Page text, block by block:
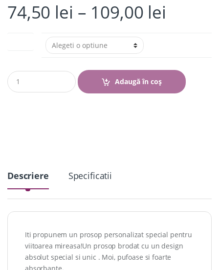
74,50 lei – 109,00 lei
Q
u
a
Adaugă în coș
Descriere Specificatii
Iti propunem un prosop personalizat special pentru
viitoarea mireasa!Un prosop brodat cu un design
absolut special si unic . Moi, pufoase si foarte
absorbante.